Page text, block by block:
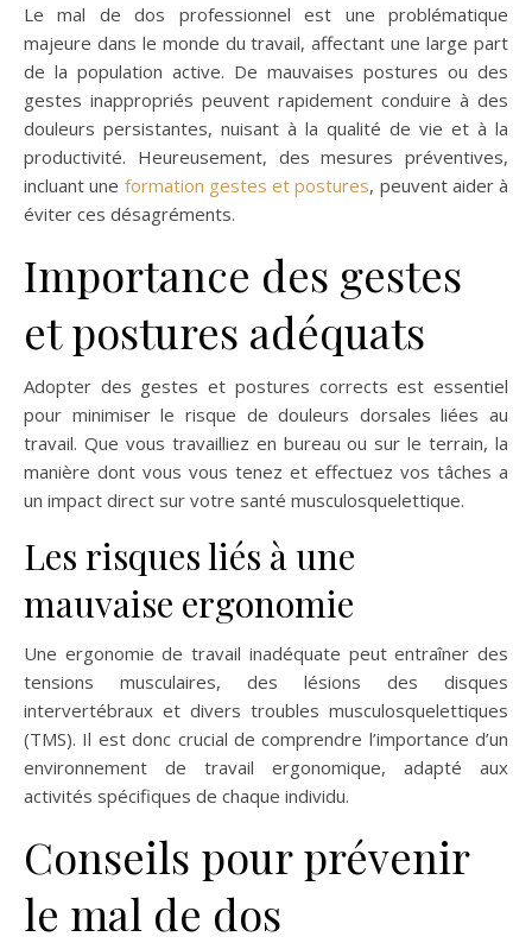
Le mal de dos professionnel est une problématique
majeure dans le monde du travail, affectant une large part
de la population active. De mauvaises postures ou des
gestes inappropriés peuvent rapidement conduire à des
douleurs persistantes, nuisant à la qualité de vie et à la
productivité. Heureusement, des mesures préventives,
incluant une formation gestes et postures, peuvent aider à
éviter ces désagréments.
Importance des gestes
et postures adéquats
Adopter des gestes et postures corrects est essentiel
pour minimiser le risque de douleurs dorsales liées au
travail. Que vous travailliez en bureau ou sur le terrain, la
manière dont vous vous tenez et effectuez vos tâches a
un impact direct sur votre santé musculosquelettique.
Les risques liés à une
mauvaise ergonomie
Une ergonomie de travail inadéquate peut entraîner des
tensions musculaires, des lésions des disques
intervertébraux et divers troubles musculosquelettiques
(TMS). Il est donc crucial de comprendre l’importance d’un
environnement de travail ergonomique, adapté aux
activités spécifiques de chaque individu.
Conseils pour prévenir
le mal de dos